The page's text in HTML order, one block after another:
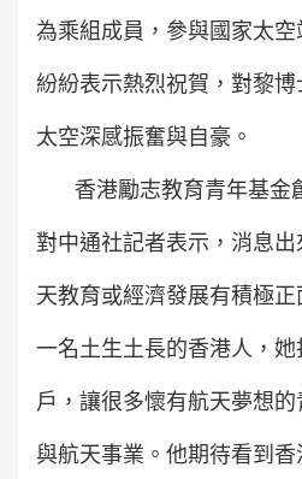
為乘組成員，參與國家太
紛紛表示熱烈祝賀，對黎
太空深感振奮與自豪。
香港勵志教育青年基金
對中通社記者表示，消息
天教育或經濟發展有積極
一名土生土長的香港人，
戶，讓很多懷有航天夢想
與航天事業。他期待看到